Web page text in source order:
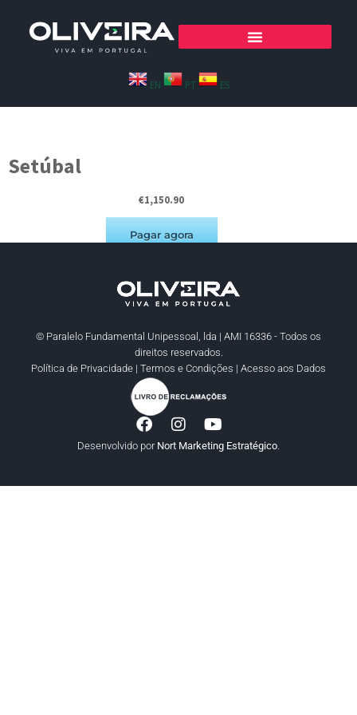
EN PT ES
Setúbal
€1,150.90
Pagar agora
© Paralelo Fundamental Unipessoal, lda | AMI 16336 - Todos os
direitos reservados.
Política de Privacidade | Termos e Condições | Acesso aos Dados
Desenvolvido por Nort Marketing Estratégico